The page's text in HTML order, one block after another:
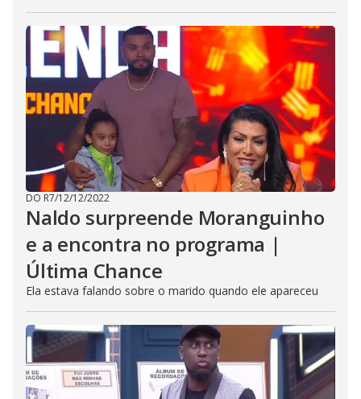
DO R7/12/12/2022
Naldo surpreende Moranguinho
e a encontra no programa |
Última Chance
Ela estava falando sobre o marido quando ele apareceu